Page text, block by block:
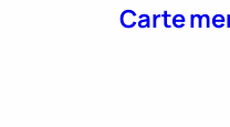
Carte